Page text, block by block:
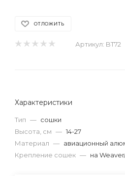
ОТЛОЖИТЬ
Артикул: BT72
Характеристики
Тип — сошки
Высота, см — 14-27
Материал — авиационный
Крепление сошек — на